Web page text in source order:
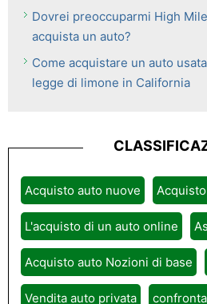
Dovrei preoccuparmi High
acquista un auto?
Come acquistare un auto
legge di limone in California
Acquisto auto nuove
L'acquisto di un auto online
Acquisto auto Nozioni di base
Vendita auto privata